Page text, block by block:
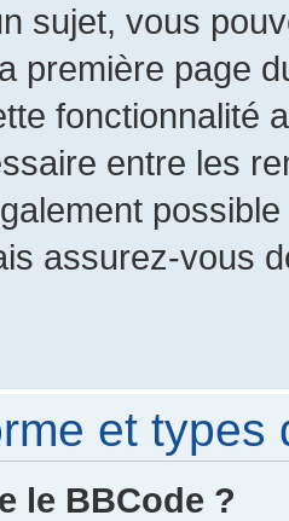
sujet, vous
première page
fonctionnalité
entre les
assurez-vous
et types
le BBCode ?